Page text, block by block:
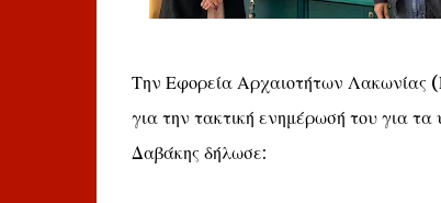
Την Εφορεία Αρχαιοτήτων
για την τακτική ενημέρωσή του για
Δαβάκης δήλωσε: